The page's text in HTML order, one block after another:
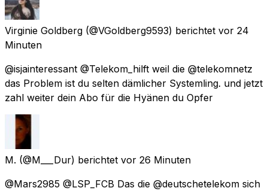
Virginie Goldberg (@VGoldberg9593) berichtet vor 24
Minuten
@isjainteressant @Telekom_hilft weil die @telekomnetz
das Problem ist du selten dämlicher Systemling. und jetzt
zahl weiter dein Abo für die Hyänen du Opfer
M. (@M___Dur) berichtet vor 26 Minuten
@Mars2985 @LSP_FCB Das die @deutschetelekom sich